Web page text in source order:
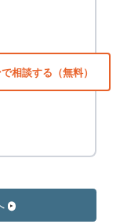
相談する（無料）